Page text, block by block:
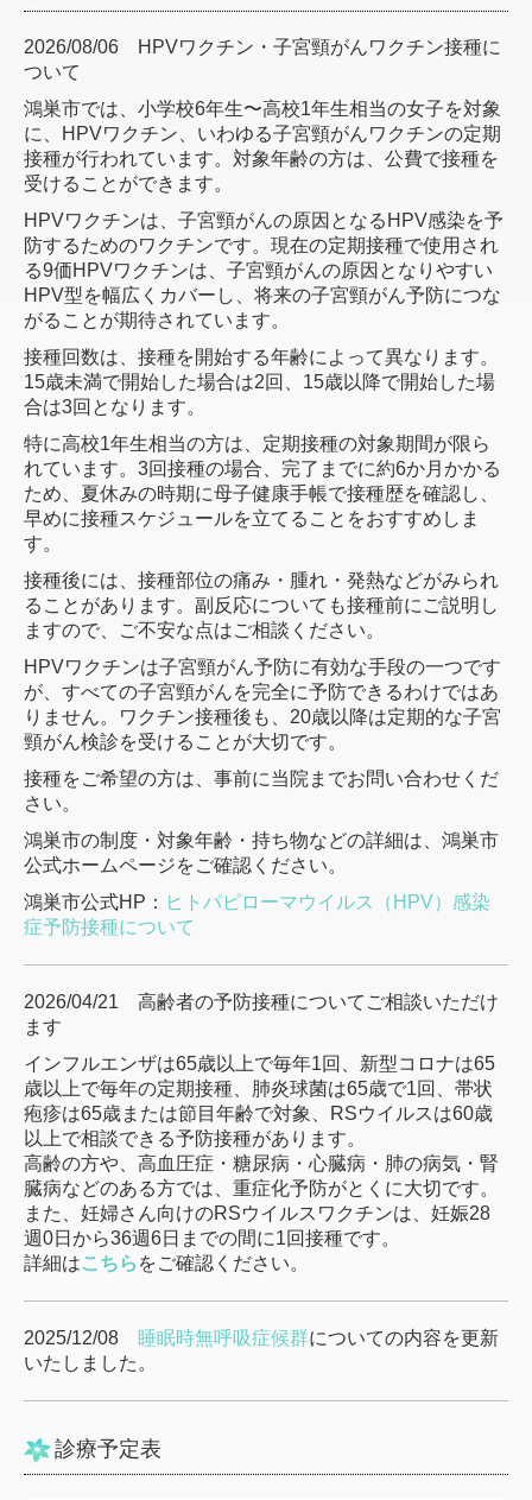
2026/08/06 HPVワクチン・子宮頸がんワクチン接種に
ついて
鴻巣市では、小学校6年生〜高校1年生相当の女子を対象
に、HPVワクチン、いわゆる子宮頸がんワクチンの定期
接種が行われています。対象年齢の方は、公費で接種を
受けることができます。
HPVワクチンは、子宮頸がんの原因となるHPV感染を予
防するためのワクチンです。現在の定期接種で使用され
る9価HPVワクチンは、子宮頸がんの原因となりやすい
HPV型を幅広くカバーし、将来の子宮頸がん予防につな
がることが期待されています。
接種回数は、接種を開始する年齢によって異なります。
15歳未満で開始した場合は2回、15歳以降で開始した場
合は3回となります。
特に高校1年生相当の方は、定期接種の対象期間が限ら
れています。3回接種の場合、完了までに約6か月かかる
ため、夏休みの時期に母子健康手帳で接種歴を確認し、
早めに接種スケジュールを立てることをおすすめしま
す。
接種後には、接種部位の痛み・腫れ・発熱などがみられ
ることがあります。副反応についても接種前にご説明し
ますので、ご不安な点はご相談ください。
HPVワクチンは子宮頸がん予防に有効な手段の一つです
が、すべての子宮頸がんを完全に予防できるわけではあ
りません。ワクチン接種後も、20歳以降は定期的な子宮
頸がん検診を受けることが大切です。
接種をご希望の方は、事前に当院までお問い合わせくだ
さい。
鴻巣市の制度・対象年齢・持ち物などの詳細は、鴻巣市
公式ホームページをご確認ください。
鴻巣市公式HP： ヒトパピローマウイルス（HPV）感染
症予防接種について
2026/04/21 高齢者の予防接種についてご相談いただけ
ます
インフルエンザは65歳以上で毎年1回、新型コロナは65
歳以上で毎年の定期接種、肺炎球菌は65歳で1回、帯状
疱疹は65歳または節目年齢で対象、RSウイルスは60歳
以上で相談できる予防接種があります。
高齢の方や、高血圧症・糖尿病・心臓病・肺の病気・腎
臓病などのある方では、重症化予防がとくに大切です。
また、妊婦さん向けのRSウイルスワクチンは、妊娠28
週0日から36週6日までの間に1回接種です。
詳細はこちら をご確認ください。
2025/12/08 睡眠時無呼吸症候群についての内容を更新
いたしました。
診療予定表